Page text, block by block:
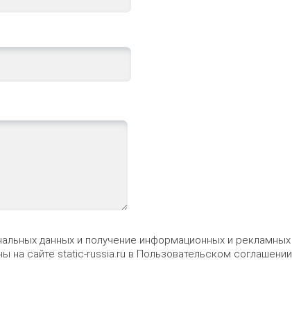
данных и получение информационных и рекламных
на сайте static-russia.ru в Пользовательском соглашении